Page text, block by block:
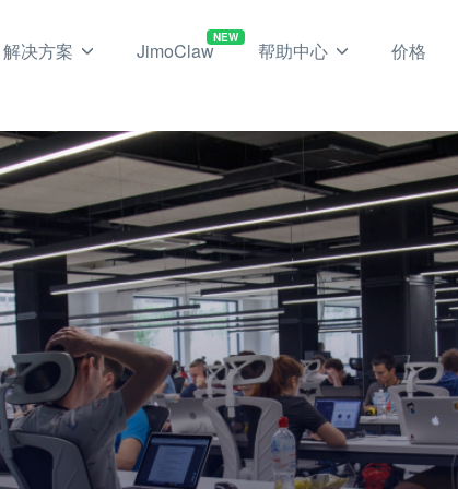
解决方案 JimoClaw
NEW
帮助中心 价格